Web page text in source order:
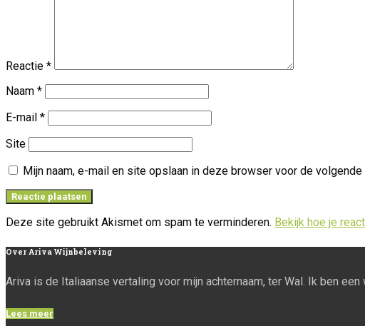
Reactie *
Naam *
E-mail *
Site
Mijn naam, e-mail en site opslaan in deze browser voor de
Deze site gebruikt Akismet om spam te verminderen. Bekijk hoe je
Over Ariva Wijnbeleving
Ariva is de Italiaanse vertaling voor mijn achternaam, ter Wal. Ik ben
Lees meer